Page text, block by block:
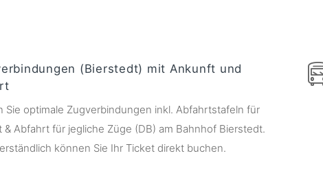
(Bierstedt) mit Ankunft und
Sie optimale Zugverbindungen inkl. Abfahrtstafeln für
& Abfahrt für jegliche Züge (DB) am Bahnhof Bierstedt.
können Sie Ihr Ticket direkt buchen.